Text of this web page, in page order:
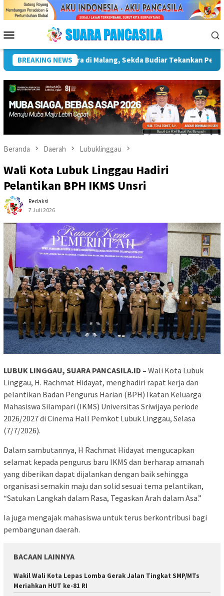
Menu
Mobile
BREAKING NEWS
Infrastruktur Kebudayaan Wakil Wali Kota Lepas
Beranda Daerah Lubuklinggau
Wali Kota Lubuk Linggau Hadiri
Pelantikan BPH IKMS Unsri
Redaksi
7 Juli 2026
LUBUK LINGGAU, SUARA PANCASILA.ID – Wali Kota Lubuk
Linggau, H. Rachmat Hidayat, menghadiri rapat kerja dan
pelantikan Badan Pengurus Harian (BPH) Ikatan Keluarga
Mahasiswa Silampari (IKMS) Universitas Sriwijaya periode
2026/2027 di Cinema Hall Pemkot Lubuk Linggau, Selasa
(7/7/2026).
Dalam sambutannya, H Rachmat Hidayat mengucapkan
selamat kepada pengurus baru IKMS dan berharap amanah
yang diberikan dapat dijalankan dengan baik sehingga
organisasi semakin maju dan solid sesuai tema pelantikan,
“Satukan Langkah dalam Rasa, Tegaskan Arah dalam Asa.”
Ia juga mengajak mahasiswa untuk terus berkontribusi bagi
pembangunan daerah.
BACAAN LAINNYA
Wakil Wali Kota Lepas Lomba Gerak Jalan Tingkat SMP/MTs
Meriahkan HUT ke-81 RI